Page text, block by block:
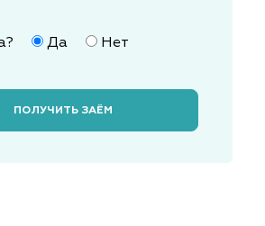
Да Нет
ПОЛУЧИТЬ ЗАЁМ